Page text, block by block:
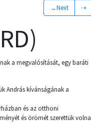
→Next ⇢
a megvalósítását, egy baráti
András kívánságának a
és az otthoni
és örömét szerettük volna